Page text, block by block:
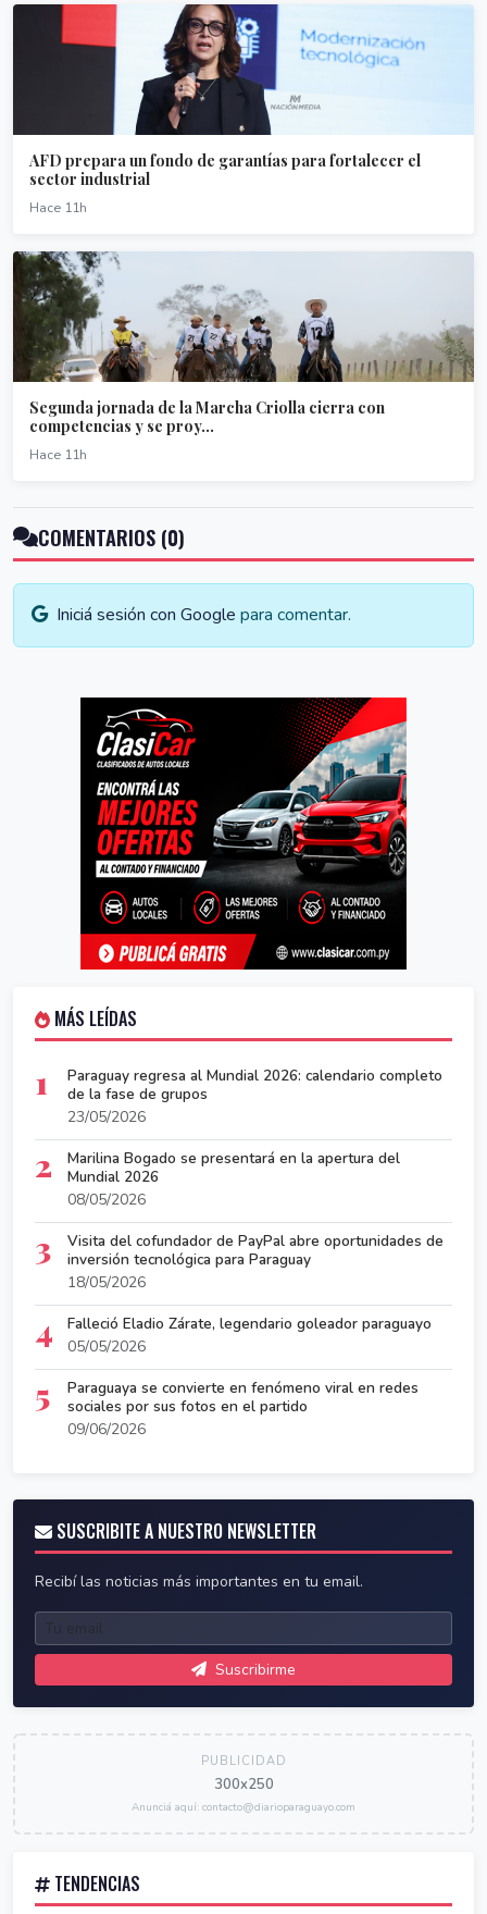
AFD prepara un fondo de garantías para fortalecer el
sector industrial
Hace 11h
Segunda jornada de la Marcha Criolla cierra con
competencias y se proy...
Hace 11h
COMENTARIOS (0)
Iniciá sesión con Google para comentar.
MÁS LEÍDAS
1
Paraguay regresa al Mundial 2026: calendario completo
de la fase de grupos
23/05/2026
2
Marilina Bogado se presentará en la apertura del
Mundial 2026
08/05/2026
3
Visita del cofundador de PayPal abre oportunidades de
inversión tecnológica para Paraguay
18/05/2026
4
Falleció Eladio Zárate, legendario goleador paraguayo
05/05/2026
5
Paraguaya se convierte en fenómeno viral en redes
sociales por sus fotos en el partido
09/06/2026
SUSCRIBITE A NUESTRO NEWSLETTER
Recibí las noticias más importantes en tu email.
Suscribirme
PUBLICIDAD
300x250
Anunciá aquí: contacto@diarioparaguayo.com
TENDENCIAS